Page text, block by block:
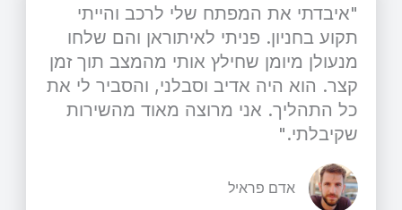
"איבדתי את המפתח שלי לרכב והייתי
תקוע בחניון. פניתי לאיתוראן והם שלחו
מנעולן מיומן שחילץ אותי מהמצב תוך זמן
קצר. הוא היה אדיב וסבלני, והסביר לי את
כל התהליך. אני מרוצה מאוד מהשירות
שקיבלתי."
אדם פראיל